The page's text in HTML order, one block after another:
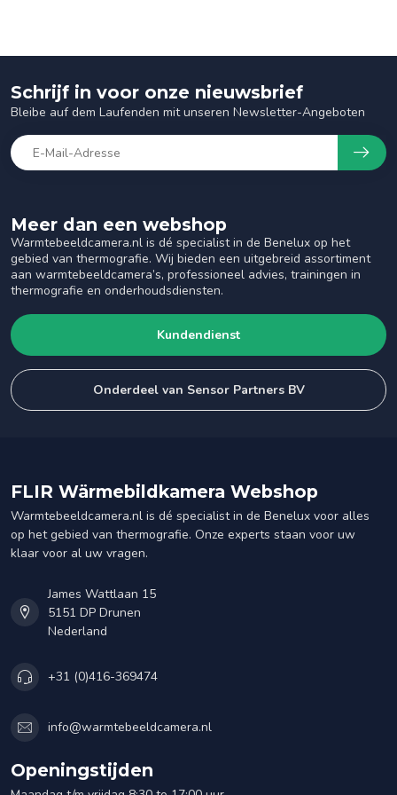
Meer dan een webshop
Warmtebeeldcamera.nl is dé specialist in de Benelux op het
gebied van thermografie. Wij bieden een uitgebreid assortiment
aan warmtebeeldcamera’s, professioneel advies, trainingen in
thermografie en onderhoudsdiensten.
Kundendienst
Onderdeel van Sensor Partners BV
Schrijf in voor onze nieuwsbrief
Bleibe auf dem Laufenden mit unseren Newsletter-Angeboten
FLIR Wärmebildkamera Webshop
Warmtebeeldcamera.nl is dé specialist in de Benelux voor alles
op het gebied van thermografie. Onze experts staan voor uw
klaar voor al uw vragen.
James Wattlaan 15
5151 DP Drunen
Nederland
+31 (0)416-369474
info@warmtebeeldcamera.nl
Openingstijden